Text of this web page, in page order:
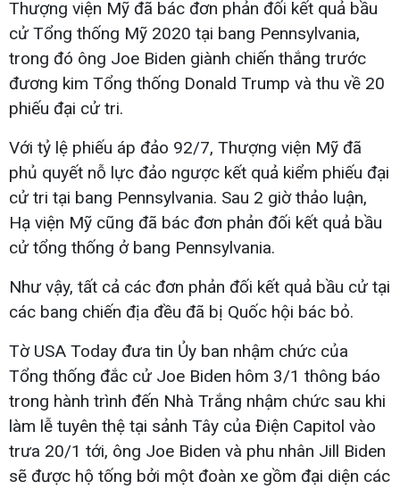
Thượng viện Mỹ đã bác đơn phản đối kết quả bầu
cử Tổng thống Mỹ 2020 tại bang Pennsylvania,
trong đó ông Joe Biden giành chiến thắng trước
đương kim Tổng thống Donald Trump và thu về 20
phiếu đại cử tri.
Với tỷ lệ phiếu áp đảo 92/7, Thượng viện Mỹ đã
phủ quyết nỗ lực đảo ngược kết quả kiểm phiếu đại
cử tri tại bang Pennsylvania. Sau 2 giờ thảo luận,
Hạ viện Mỹ cũng đã bác đơn phản đối kết quả bầu
cử tổng thống ở bang Pennsylvania.
Như vậy, tất cả các đơn phản đối kết quả bầu cử tại
các bang chiến địa đều đã bị Quốc hội bác bỏ.
Tờ USA Today đưa tin Ủy ban nhậm chức của
Tổng thống đắc cử Joe Biden hôm 3/1 thông báo
trong hành trình đến Nhà Trắng nhậm chức sau khi
làm lễ tuyên thệ tại sảnh Tây của Điện Capitol vào
trưa 20/1 tới, ông Joe Biden và phu nhân Jill Biden
sẽ được hộ tống bởi một đoàn xe gồm đại diện các